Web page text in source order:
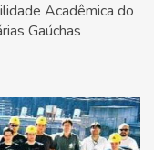
Acadêmica do
Gaúchas